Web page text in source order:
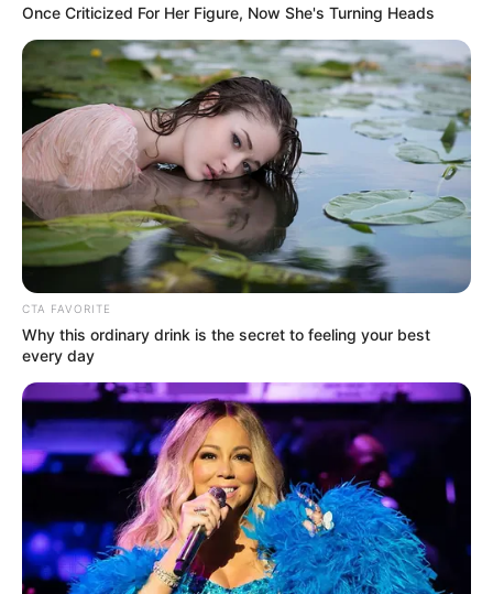
ΠΟΛΙΤΙΚΗ ΣΗΜΑΝΤΙΚΕΣ ΕΙΔΗΣΕΙΣ ΥΓΕΙΑ
ΤΟ ΣΚΑΙ ΤΑ ΕΡΙΞΕ ΣΤΗΝ ΚΥΒΕΡΝΗΣΗ ΓΙΑ
ΤΗΝ ΠΙΕΣΗ ΠΟΥ ΕΞΑΣΚΕΙ ΣΤΟΥΣ ΠΟΛΙΤΕΣ
ΟΣΟΝ ΑΦΟΡΑ ΤΟΝ ΕΜΒΟΛΙΑΣΜΟ.
ΤΟ ΕΙΔΑΜΕ ΚΑΙ ΑΥΤΟ. ΚΑΙ ΜΑΛΙΣΤΑ ΑΠΟ ΕΝΑ ΚΑΝΑΛΙ ΠΟΥ
ΤΑΣΣΕΤΑΙ ΠΑΝΤΑ ΥΠΕΡ ΤΩΝ ΚΥΒΕΡΝΗΤΙΚΩΝ ΓΡΑΜΜΩΝ. ΤΟ
ΣΚΑΙ ΤΑ ΕΡΙΞΕ ΣΤΗΝ ΚΥΒΕΡΝΗΣΗ ΓΙΑ ΤΗΝ ΠΙΕΣΗ...
ΚΟΙΝΩΝΙΚΑ ΔΙΚΤΥΑ
FACEBOOK ΑΡΈΣΕΙ
YOUTUBE ΕΓΓΡΑΦΕΊΤΕ
EMAIL ΑΚΟΛΟΥΘΉΣΤΕ
Once Criticized For Her Figure, Now She's Turning Heads
CTA FAVORITE
Why this ordinary drink is the secret to feeling your best
every day